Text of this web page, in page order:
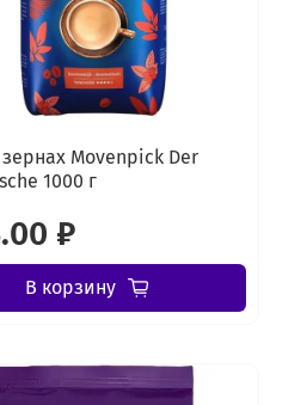
Movenpick Der
1000 г
₽
В корзину